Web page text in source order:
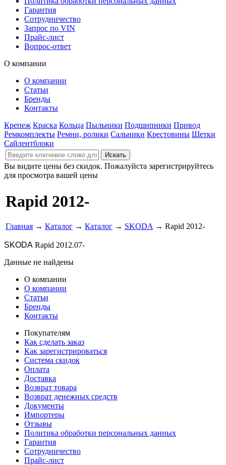
Гарантия
Сотрудничество
Запрос по VIN
Прайс-лист
Вопрос-ответ
О компании
О компании
Статьи
Бренды
Контакты
Крепеж Краска Кольца Пыльники Подшипники Привод
Ремкомплекты Ремни, ролики Сальники Крестовины Щетки
Сайлентблоки
Вы видите цены без скидок. Пожалуйста зарегистрируйтесь
для просмотра вашей цены
Rapid 2012-
Главная → Каталог → Каталог → SKODA → Rapid 2012-
SKODA Rapid 2012.07-
Данные не найдены
О компании
О компании
Статьи
Бренды
Контакты
Покупателям
Как сделать заказ
Как зарегистрироваться
Система скидок
Оплата
Доставка
Возврат товара
Возврат денежных средств
Документы
Импортеры
Отзывы
Политика обработки персональных данных
Гарантия
Сотрудничество
Прайс-лист